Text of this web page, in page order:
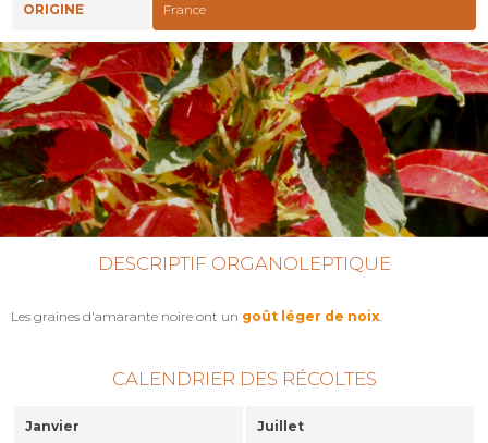
ORIGINE France
DESCRIPTIF ORGANOLEPTIQUE
Les graines d'amarante noire ont un goût léger de noix.
CALENDRIER DES RÉCOLTES
Janvier Juillet